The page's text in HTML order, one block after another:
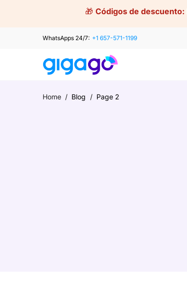
🎁 Códigos de descuento:
WhatsApps 24/7: +1 657-571-1199
Home / Blog / Page 2